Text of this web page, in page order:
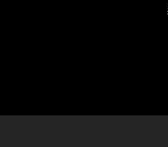
[Course][吹き替え]イラ
Configuration